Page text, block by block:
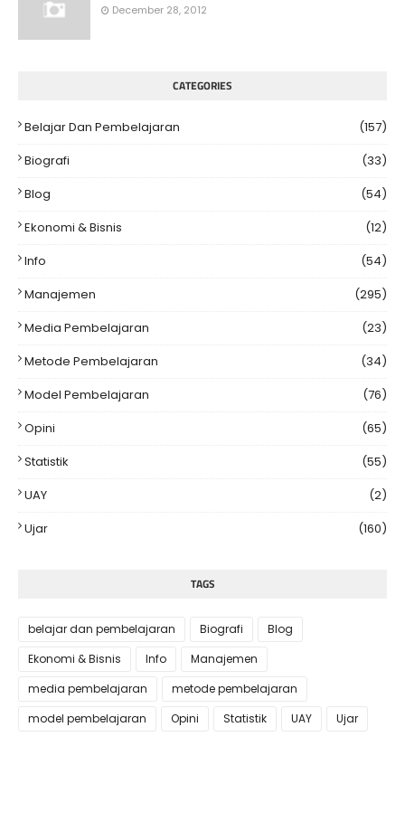
December 28, 2012
CATEGORIES
Belajar Dan Pembelajaran
(157)
Biografi
(33)
Blog
(54)
Ekonomi & Bisnis
(12)
Info
(54)
Manajemen
(295)
Media Pembelajaran
(23)
Metode Pembelajaran
(34)
Model Pembelajaran
(76)
Opini
(65)
Statistik
(55)
UAY
(2)
Ujar
(160)
TAGS
belajar dan pembelajaran Biografi
Blog
Ekonomi & Bisnis
Info
Manajemen
media pembelajaran
metode pembelajaran
model pembelajaran
Opini Statistik UAY Ujar